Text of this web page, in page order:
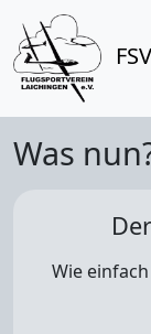
Was
Wie